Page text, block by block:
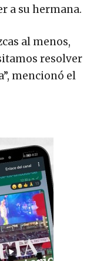
a su hermana.
al menos,
resolver
mencionó el